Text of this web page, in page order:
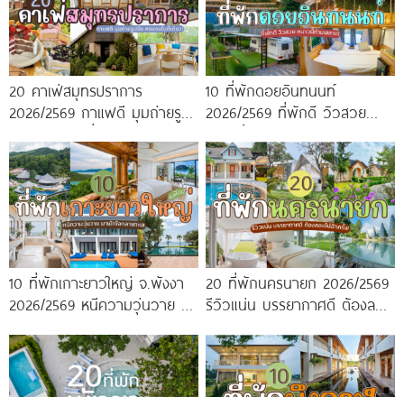
20 คาเฟ่สมุทรปราการ
2026/2569 กาแฟดี มุมถ่ายรูป
10 ที่พักดอยอินทนนท์
2026/2569 ที่พักดี วิวสวย
10 ที่พักเกาะยาวใหญ่ จ.พังงา
2026/2569 หนีความวุ่นวาย มา
20 ที่พักนครนายก 2026/2569
รีวิวแน่น บรรยากาศดี ต้องลอง